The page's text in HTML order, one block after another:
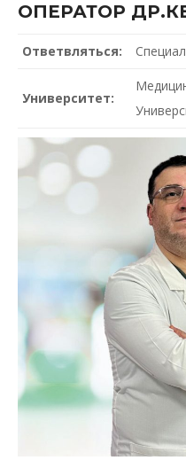
ОПЕРАТОР
Ответвляться:
Университет: